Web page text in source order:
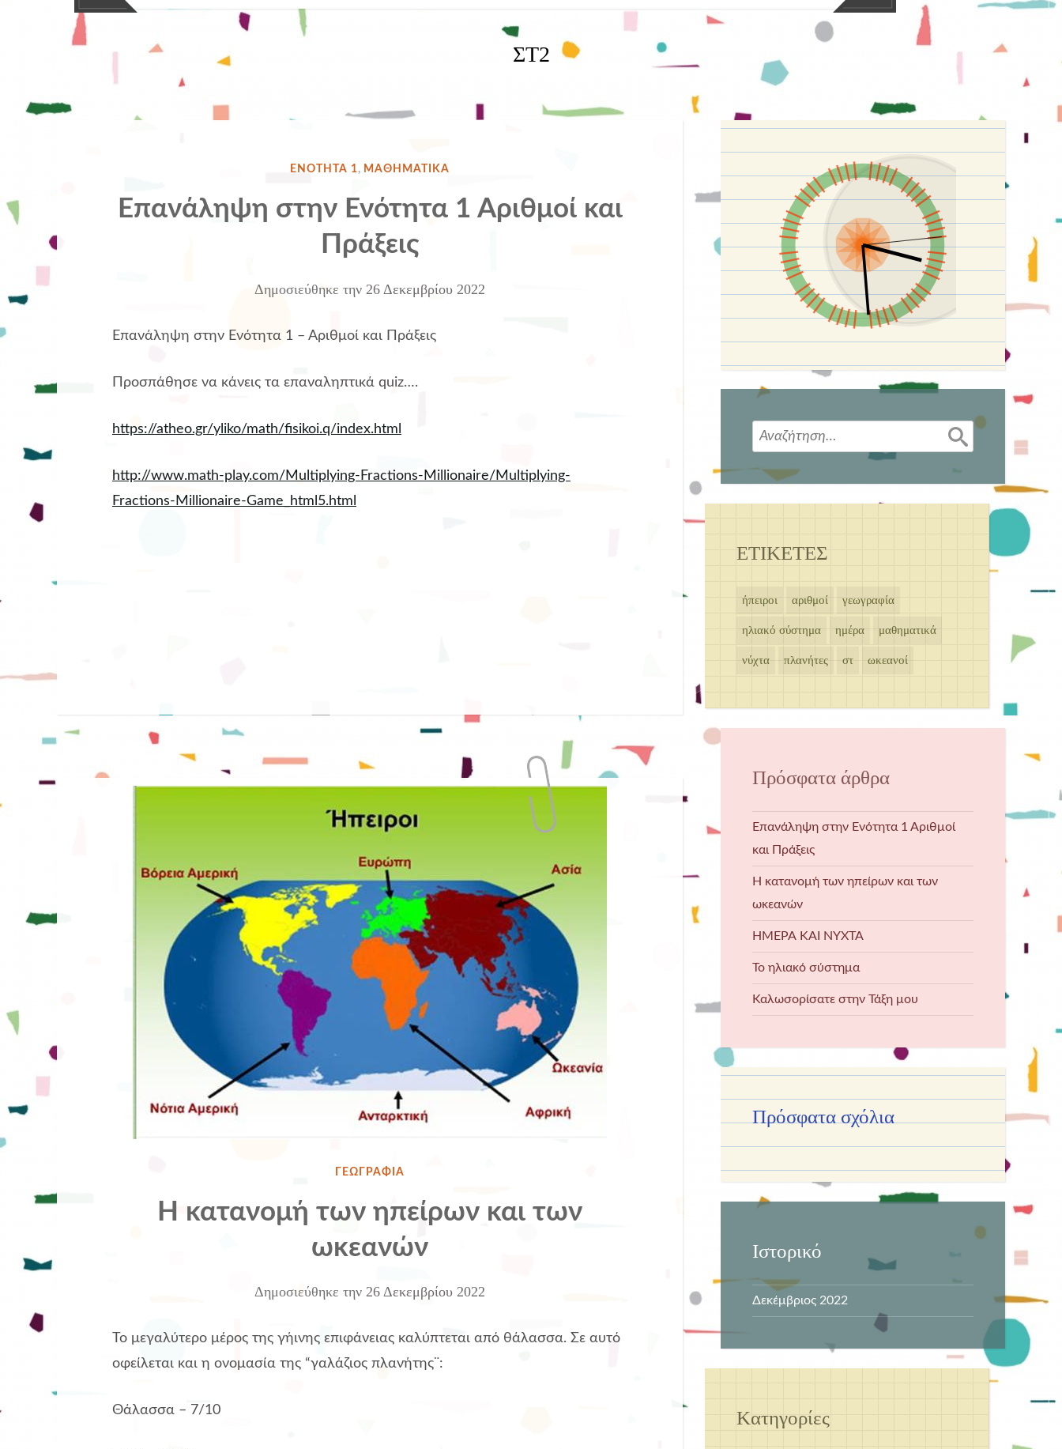
ΣΤ2
ΔΗΜΟΣΙΕΎΘΗΚΕ
ΕΝΌΤΗΤΑ 1, ΜΑΘΗΜΑΤΙΚΑ
Επανάληψη στην Ενότητα 1 Αριθμοί και
Πράξεις
Δημοσιεύθηκε την 26 Δεκεμβρίου 2022
Επανάληψη στην Ενότητα 1 – Αριθμοί και Πράξεις
Προσπάθησε να κάνεις τα επαναληπτικά quiz….
https://atheo.gr/yliko/math/fisikoi.q/index.html
http://www.math-play.com/Multiplying-Fractions-Millionaire/Multiplying-
Fractions-Millionaire-Game_html5.html
ΔΗΜΟΣΙΕΎΘΗΚΕ
ΓΕΩΓΡΑΦΙΑ
Η κατανομή των ηπείρων και των
ωκεανών
Δημοσιεύθηκε την 26 Δεκεμβρίου 2022
Το μεγαλύτερο μέρος της γήινης επιφάνειας καλύπτεται από θάλασσα. Σε αυτό
οφείλεται και η ονομασία της “γαλάζιος πλανήτης¨:
Θάλασσα – 7/10
Αναζήτηση
για:
ΕΤΙΚΕΤΕΣ
ήπειροι αριθμοί γεωγραφία
ηλιακό σύστημα ημέρα μαθηματικά
νύχτα πλανήτες στ ωκεανοί
Πρόσφατα άρθρα
Επανάληψη στην Ενότητα 1 Αριθμοί
και Πράξεις
Η κατανομή των ηπείρων και των
ωκεανών
ΗΜΕΡΑ ΚΑΙ ΝΥΧΤΑ
Το ηλιακό σύστημα
Καλωσορίσατε στην Τάξη μου
Πρόσφατα σχόλια
Ιστορικό
Δεκέμβριος 2022
Kατηγορίες